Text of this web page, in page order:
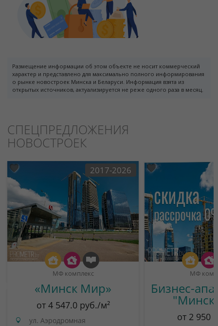
Размещение информации об этом объекте не носит коммерческий
характер и представлено для максимально полного информирования
о рынке новостроек Минска и Беларуси. Информация взята из
открытых источников, актуализируется не реже одного раза в месяц.
СПЕЦПРЕДЛОЖЕНИЯ
НОВОСТРОЕК
2017-2026
МФ комплекс
«Минск Мир»
от 4 547.0 руб./м²
ул. Аэродромная
МФ
Бизнес-
от 2 950